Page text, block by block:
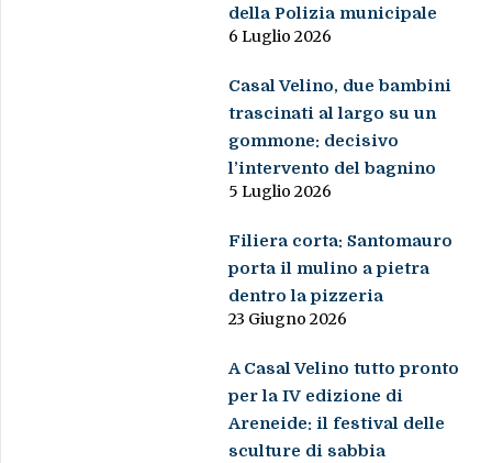
della Polizia municipale
6 Luglio 2026
Casal Velino, due bambini
trascinati al largo su un
gommone: decisivo
l’intervento del bagnino
5 Luglio 2026
Filiera corta: Santomauro
porta il mulino a pietra
dentro la pizzeria
23 Giugno 2026
A Casal Velino tutto pronto
per la IV edizione di
Areneide: il festival delle
sculture di sabbia